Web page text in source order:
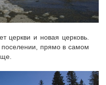
церкви и новая церковь.
поселении, прямо в самом